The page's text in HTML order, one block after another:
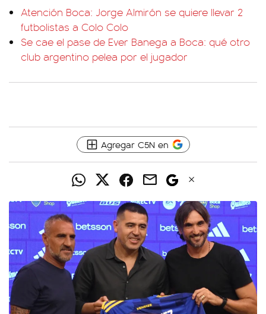
Atención Boca: Jorge Almirón se quiere llevar 2
futbolistas a Colo Colo
Se cae el pase de Ever Banega a Boca: qué otro
club argentino pelea por el jugador
Agregar C5N en